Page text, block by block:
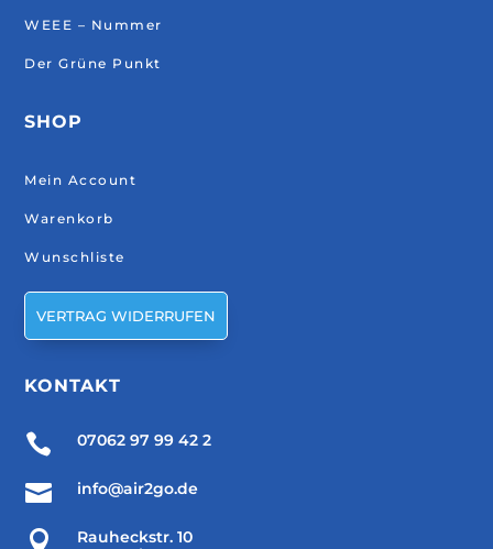
WEEE – Nummer
Der Grüne Punkt
SHOP
Mein Account
Warenkorb
Wunschliste
VERTRAG WIDERRUFEN
KONTAKT
 07062 97 99 42 2
 info@air2go.de

Rauheckstr. 10